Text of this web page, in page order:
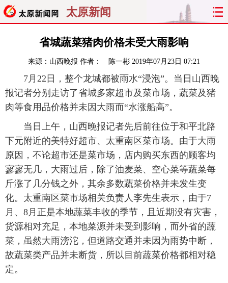
太原新闻
聚焦 太原
经济 关注 文明 出行
纵横 曝光 综合 专题
看天下 晋月读 最太原 网罗民生
太原日报 太原晚报 热评 社区
省城蔬菜猪肉价格未受大雨影响
来源： 山西晚报 作者： 陈一彬 2019年07月23日 07:21
7月22日，整个龙城都被雨水“浸泡”。当日山西晚
报记者分别走访了省城多家超市及菜市场，蔬菜及猪
肉等食用品价格并未因大雨而“水涨船高”。
当日上午，山西晚报记者先后前往位于和平北路
下元附近的美特好超市、太重南区菜市场。由于大雨
原因，不论超市还是菜市场，店内购买东西的顾客均
寥寥无几，大雨过后，除了油麦菜、空心菜等蔬菜每
斤涨了几分钱之外，其余多数蔬菜价格并未发生变
化。太重南区菜市场相关负责人李先生表示，由于7
月、8月正是本地蔬菜丰收的季节，且近期没有灾害，
货源相对充足，本地菜源并未受到影响，而外省的蔬
菜，虽然大雨滂沱，但道路交通并未因为雨势中断，
故蔬菜类产品并未断货，所以目前蔬菜价格都相对稳
定。